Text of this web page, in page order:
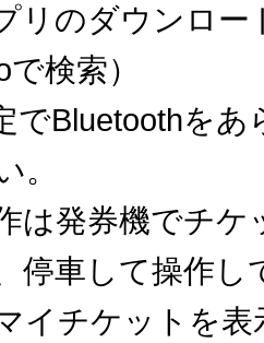
リのダウンロー
検索）
でBluetoothをあ
。
は発券機でチケ
停車して操作し
イチケットを表